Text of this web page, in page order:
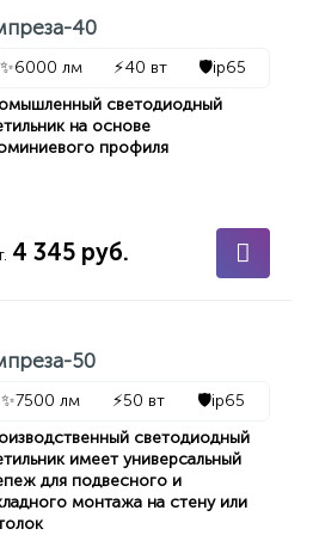
40
✨6000 лм ⚡40 вт 🛡️ip65
светодиодный
на основе
профиля
4 345 руб.
50
✨7500 лм ⚡50 вт 🛡️ip65
светодиодный
имеет универсальный
для подвесного и
монтажа на стену или